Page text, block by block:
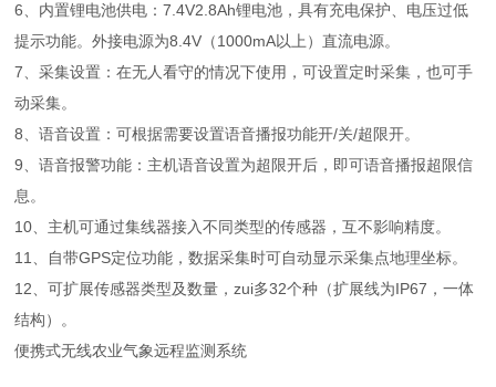
6、内置锂电池供电：7.4V2.8Ah锂电池，具有充电保护、电压过低
提示功能。外接电源为8.4V（1000mA以上）直流电源。
7、采集设置：在无人看守的情况下使用，可设置定时采集，也可手
动采集。
8、语音设置：可根据需要设置语音播报功能开/关/超限开。
9、语音报警功能：主机语音设置为超限开后，即可语音播报超限信
息。
10、主机可通过集线器接入不同类型的传感器，互不影响精度。
11、自带GPS定位功能，数据采集时可自动显示采集点地理坐标。
12、可扩展传感器类型及数量，zui多32个种（扩展线为IP67，一体
结构）。
便携式无线农业气象远程监测系统